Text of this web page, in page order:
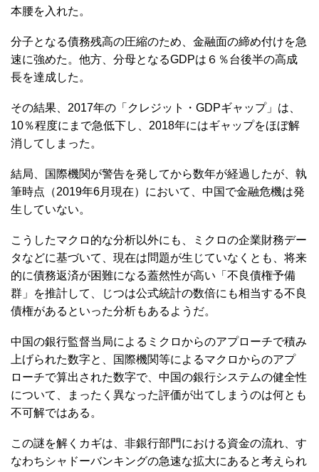
本腰を入れた。
分子となる債務残高の圧縮のため、金融面の締め付けを急
速に強めた。他方、分母となるGDPは６％台後半の高成
長を達成した。
その結果、2017年の「クレジット・GDPギャップ」は、
10％程度にまで急低下し、2018年にはギャップをほぼ解
消してしまった。
結局、国際機関が警告を発してから数年が経過したが、執
筆時点（2019年6月現在）において、中国で金融危機は発
生していない。
こうしたマクロ的な分析以外にも、ミクロの企業財務デー
タなどに基づいて、現在は問題が生じていなくとも、将来
的に債務返済が困難になる蓋然性が高い「不良債権予備
群」を推計して、じつは公式統計の数倍にも相当する不良
債権があるといった分析もあるようだ。
中国の銀行監督当局によるミクロからのアプローチで積み
上げられた数字と、国際機関等によるマクロからのアプ
ローチで算出された数字で、中国の銀行システムの健全性
について、まったく異なった評価が出てしまうのは何とも
不可解ではある。
この謎を解くカギは、非銀行部門における資金の流れ、す
なわちシャドーバンキングの急速な拡大にあると考えられ